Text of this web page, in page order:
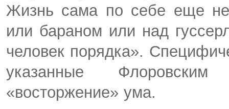
Жизнь сама по себе еще не
или бараном или над
человек порядка».
указанные
«восторжение» ума.